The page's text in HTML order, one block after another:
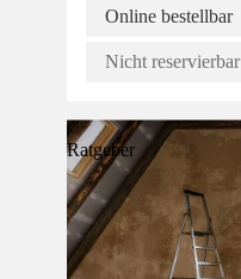
Online bestellbar
Nicht reservierbar
Ratgeber